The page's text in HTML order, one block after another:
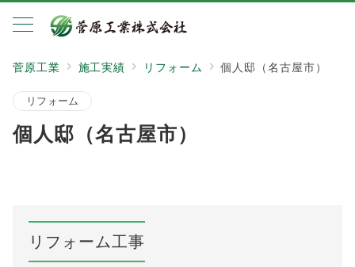
菅原工業 施工実績 リフォーム 個人邸（名古屋市）
リフォーム
個人邸（名古屋市）
リフォーム工事